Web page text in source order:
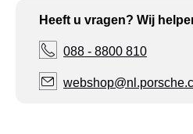
Heeft u vragen? Wij
088 - 8800 810